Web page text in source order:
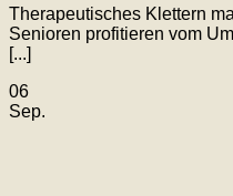
Therapeutisches Klettern
Senioren profitieren vom
[...]
06
Sep.